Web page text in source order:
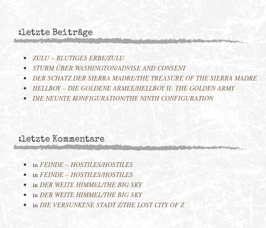
:letzte Beiträge
ZULU – BLUTIGES ERBE/ZULU
STURM ÜBER WASHINGTON/ADVISE AND CONSENT
DER SCHATZ DER SIERRA MADRE/THE TREASURE OF THE SIERRA MADRE
HELLBOY – DIE GOLDENE ARMEE/HELLBOY II: THE GOLDEN ARMY
DIE NEUNTE KONFIGURATION/THE NINTH CONFIGURATION
:letzte Kommentare
in FEINDE – HOSTILES/HOSTILES
in FEINDE – HOSTILES/HOSTILES
in DER WEITE HIMMEL/THE BIG SKY
in DER WEITE HIMMEL/THE BIG SKY
in DIE VERSUNKENE STADT Z/THE LOST CITY OF Z